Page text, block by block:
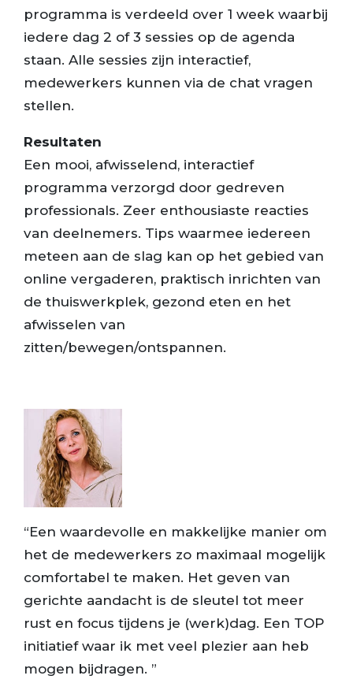
programma is verdeeld over 1 week waarbij
iedere dag 2 of 3 sessies op de agenda
staan. Alle sessies zijn interactief,
medewerkers kunnen via de chat vragen
stellen.
Resultaten
Een mooi, afwisselend, interactief
programma verzorgd door gedreven
professionals. Zeer enthousiaste reacties
van deelnemers. Tips waarmee iedereen
meteen aan de slag kan op het gebied van
online vergaderen, praktisch inrichten van
de thuiswerkplek, gezond eten en het
afwisselen van
zitten/bewegen/ontspannen.
“Een waardevolle en makkelijke manier om
het de medewerkers zo maximaal mogelijk
comfortabel te maken. Het geven van
gerichte aandacht is de sleutel tot meer
rust en focus tijdens je (werk)dag. Een TOP
initiatief waar ik met veel plezier aan heb
mogen bijdragen. ”